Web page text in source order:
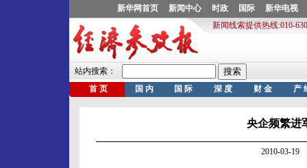
央企频繁进
2010-03-19